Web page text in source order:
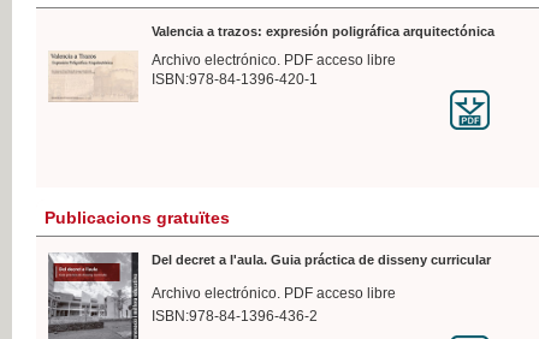
Valencia a trazos: expresión poligráfica arquitectónica
Archivo electrónico. PDF acceso libre
ISBN:978-84-1396-420-1
Publicacions gratuïtes
Del decret a l'aula. Guia práctica de disseny curricular
Archivo electrónico. PDF acceso libre
ISBN:978-84-1396-436-2